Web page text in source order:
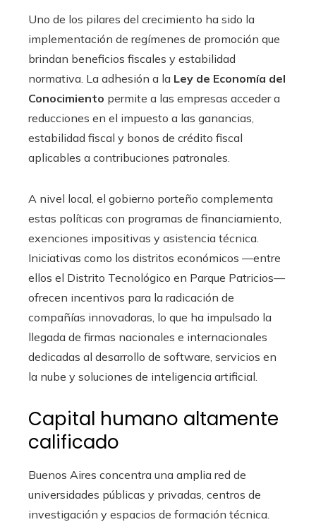
Uno de los pilares del crecimiento ha sido la
implementación de regímenes de promoción que
brindan beneficios fiscales y estabilidad
normativa. La adhesión a la Ley de Economía del
Conocimiento permite a las empresas acceder a
reducciones en el impuesto a las ganancias,
estabilidad fiscal y bonos de crédito fiscal
aplicables a contribuciones patronales.
A nivel local, el gobierno porteño complementa
estas políticas con programas de financiamiento,
exenciones impositivas y asistencia técnica.
Iniciativas como los distritos económicos —entre
ellos el Distrito Tecnológico en Parque Patricios—
ofrecen incentivos para la radicación de
compañías innovadoras, lo que ha impulsado la
llegada de firmas nacionales e internacionales
dedicadas al desarrollo de software, servicios en
la nube y soluciones de inteligencia artificial.
Capital humano altamente
calificado
Buenos Aires concentra una amplia red de
universidades públicas y privadas, centros de
investigación y espacios de formación técnica.